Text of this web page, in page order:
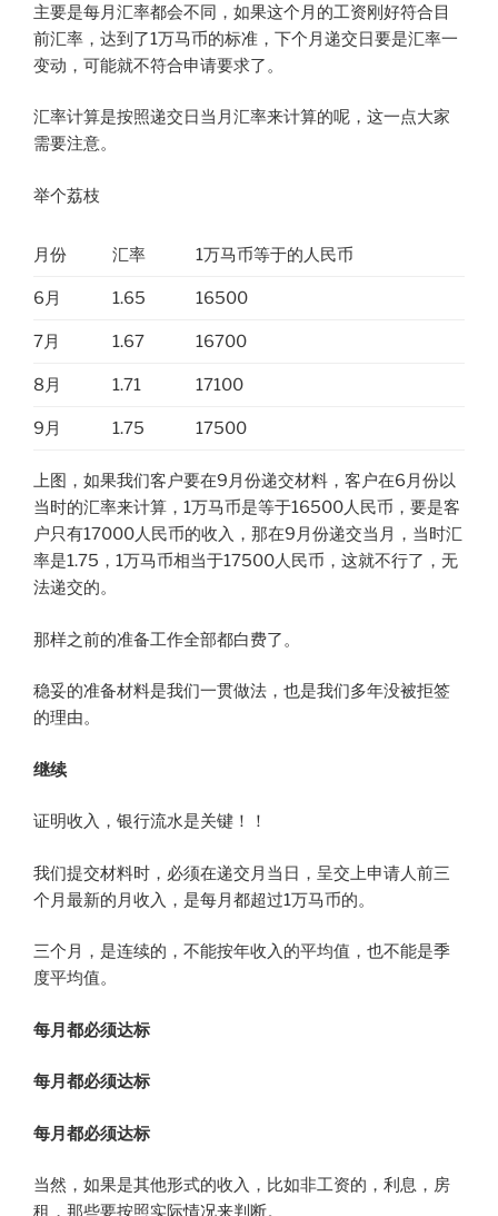
主要是每月汇率都会不同，如果这个月的工资刚好符合目
前汇率，达到了1万马币的标准，下个月递交日要是汇率一
变动，可能就不符合申请要求了。
汇率计算是按照递交日当月汇率来计算的呢，这一点大家
需要注意。
举个荔枝
月份 汇率 1万马币等于的人民币
6月 1.65 16500
7月 1.67 16700
8月 1.71 17100
9月 1.75 17500
上图，如果我们客户要在9月份递交材料，客户在6月份以
当时的汇率来计算，1万马币是等于16500人民币，要是客
户只有17000人民币的收入，那在9月份递交当月，当时汇
率是1.75，1万马币相当于17500人民币，这就不行了，无
法递交的。
那样之前的准备工作全部都白费了。
稳妥的准备材料是我们一贯做法，也是我们多年没被拒签
的理由。
继续
证明收入，银行流水是关键！！
我们提交材料时，必须在递交月当日，呈交上申请人前三
个月最新的月收入，是每月都超过1万马币的。
三个月，是连续的，不能按年收入的平均值，也不能是季
度平均值。
每月都必须达标
每月都必须达标
每月都必须达标
当然，如果是其他形式的收入，比如非工资的，利息，房
租，那些要按照实际情况来判断。